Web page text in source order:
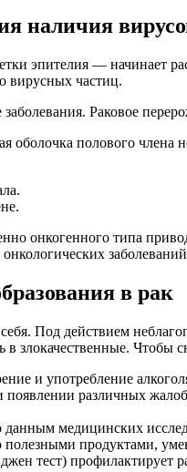
наличия
эпителия — начинает
вирусных частиц.
Раковое
полового
онкогенного типа
в рак
Под действием
злокачественные. Чтобы
и употребление
различных
медицинских
продуктами,
тест) профилактирует